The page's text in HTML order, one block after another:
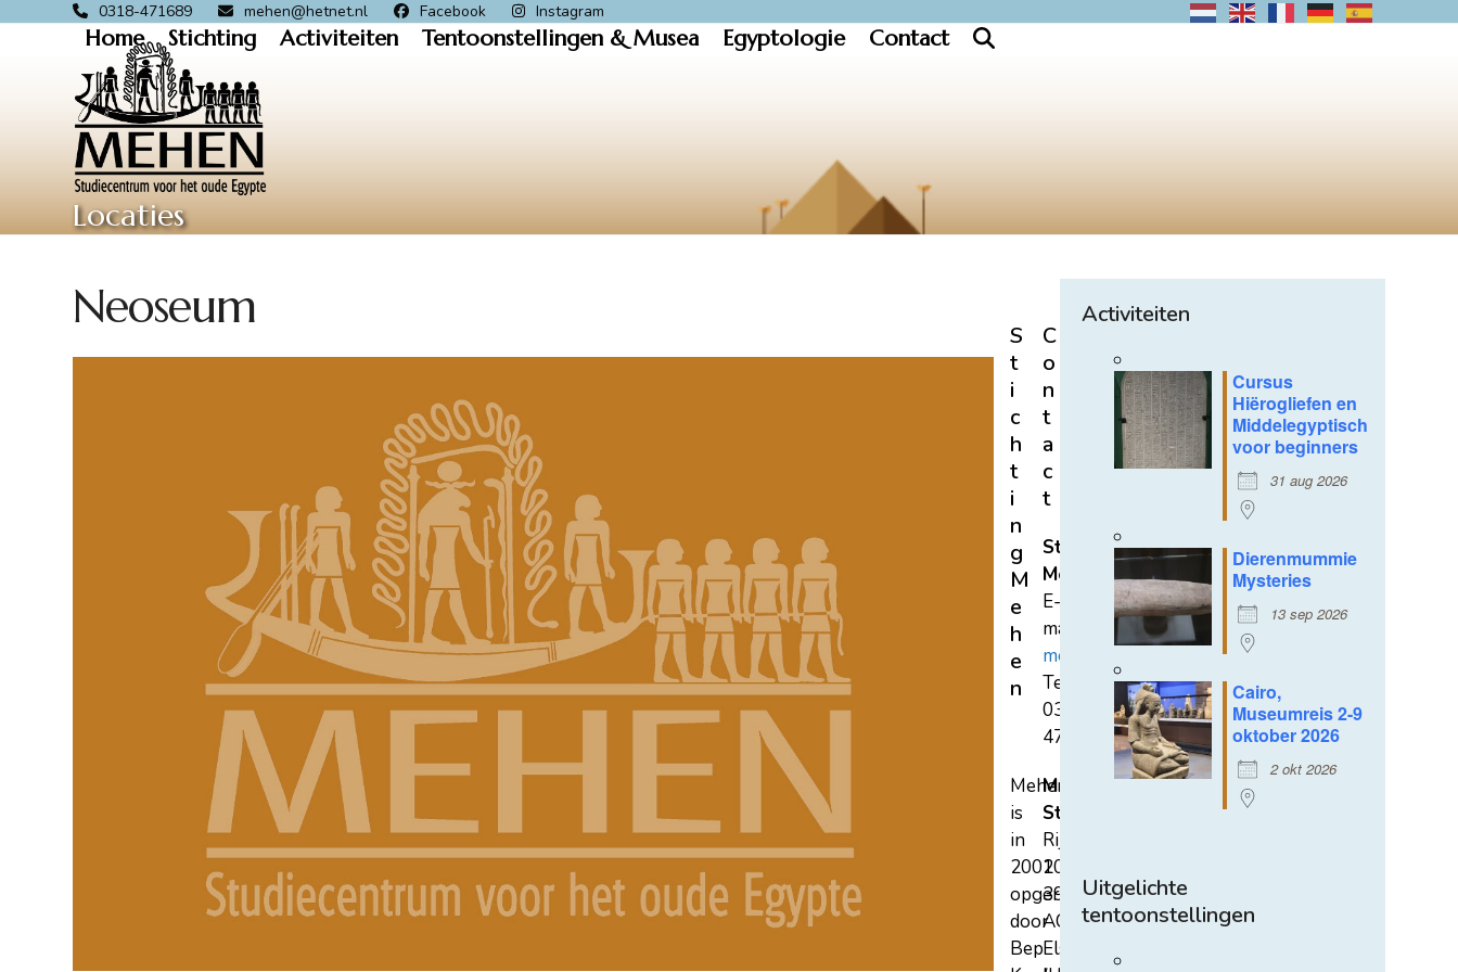
0318-471689 mehen@hetnet.nl Facebook Instagram
Home Stichting Activiteiten Tentoonstellingen & Musea Egyptologie Contact
Locaties
Neoseum Activiteiten
Cursus
Hiërogliefen en
Middelegyptisch
voor beginners
31 aug 2026
Dierenmummie
Mysteries
13 sep 2026
Cairo,
Museumreis 2-9
oktober 2026
2 okt 2026
Uitgelichte
tentoonstellingen
S
t
i
c
h
t
i
n
g
M
e
h
e
n
Mehen
is
in
2002
opgericht
door
Bep
C
o
n
t
a
c
t
Stichting
Mehen
E-
mail:
mehen@hetnet.nl
Tel.:
0318-
471689
Mehen
Studiecentrum
Rijksstraatweg
107A
3921
AC
Elst